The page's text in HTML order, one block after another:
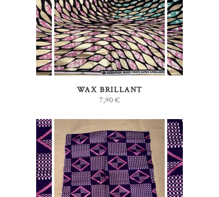
AJOUTER AU PANIER
WAX BRILLANT
7,90€
AJOUTER AU PANIER